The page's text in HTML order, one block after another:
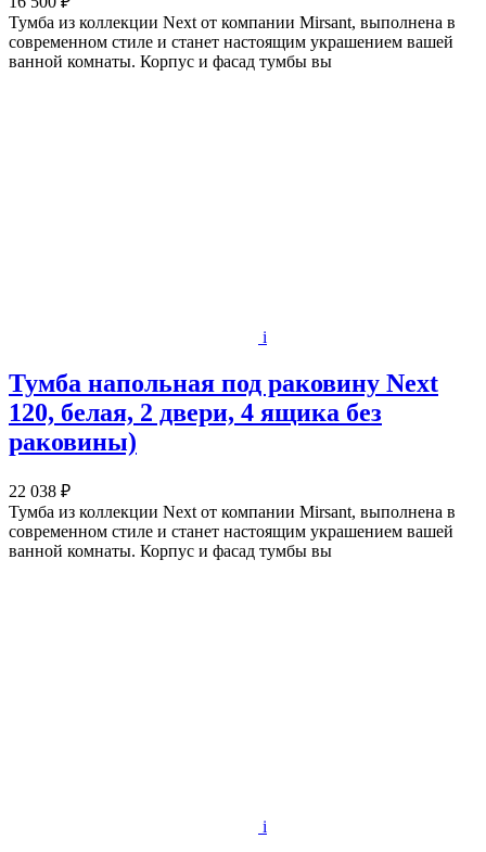
Тумба из коллекции Next от компании Mirsant, выполнена в
современном стиле и станет настоящим украшением вашей
ванной комнаты. Корпус и фасад тумбы вы
i
Тумба напольная под раковину Next
120, белая, 2 двери, 4 ящика без
раковины)
22 038 ₽
Тумба из коллекции Next от компании Mirsant, выполнена в
современном стиле и станет настоящим украшением вашей
ванной комнаты. Корпус и фасад тумбы вы
i